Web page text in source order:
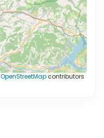
OpenStreetMapcontributors